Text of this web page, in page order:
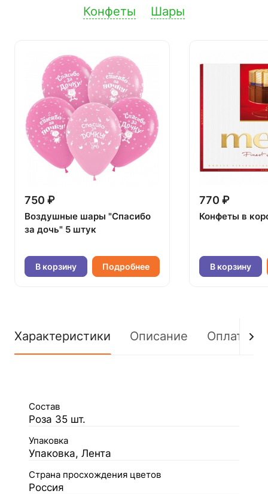
Конфеты Шары
750 ₽
Воздушные шары "Спасибо
за дочь" 5 штук
В корзину Подробнее
770 ₽
Конфеты в
В корзину
Характеристики Описание Оплата
Состав
Роза 35 шт.
Упаковка
Упаковка, Лента
Страна просхождения цветов
Россия